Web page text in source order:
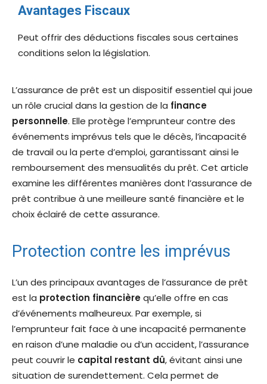
Avantages Fiscaux
Peut offrir des déductions fiscales sous certaines
conditions selon la législation.
L’assurance de prêt est un dispositif essentiel qui joue
un rôle crucial dans la gestion de la finance
personnelle. Elle protège l’emprunteur contre des
événements imprévus tels que le décès, l’incapacité
de travail ou la perte d’emploi, garantissant ainsi le
remboursement des mensualités du prêt. Cet article
examine les différentes manières dont l’assurance de
prêt contribue à une meilleure santé financière et le
choix éclairé de cette assurance.
Protection contre les imprévus
L’un des principaux avantages de l’assurance de prêt
est la protection financièrequ’elle offre en cas
d’événements malheureux. Par exemple, si
l’emprunteur fait face à une incapacité permanente
en raison d’une maladie ou d’un accident, l’assurance
peut couvrir le capital restant dû, évitant ainsi une
situation de surendettement. Cela permet de